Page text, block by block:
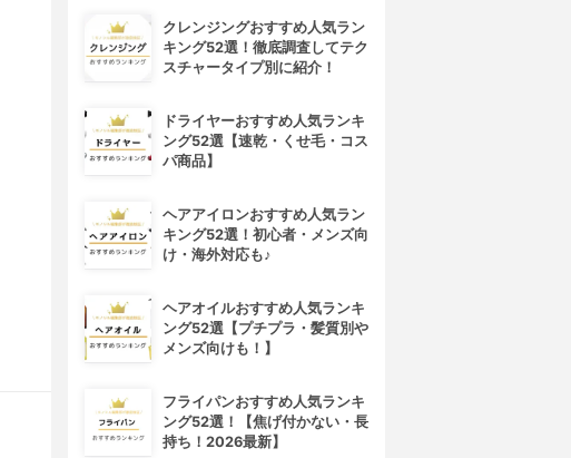
クレンジングおすすめ人気ラン
キング52選！徹底調査してテク
スチャータイプ別に紹介！
ドライヤーおすすめ人気ランキ
ング52選【速乾・くせ毛・コス
パ商品】
ヘアアイロンおすすめ人気ラン
キング52選！初心者・メンズ向
け・海外対応も♪
ヘアオイルおすすめ人気ランキ
ング52選【プチプラ・髪質別や
メンズ向けも！】
フライパンおすすめ人気ランキ
ング52選！【焦げ付かない・長
持ち！2026最新】